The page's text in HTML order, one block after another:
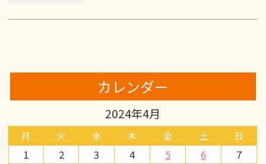
カレンダー
2024年4月
月 火 水 木 金 土 日
1 2 3 4 5 6
7